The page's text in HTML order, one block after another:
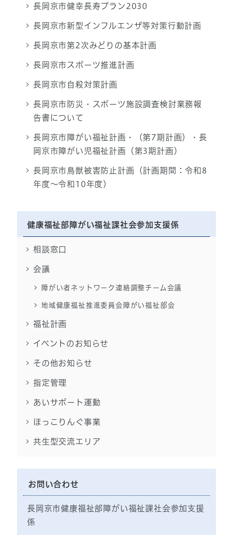
長岡京市健幸長寿プラン2030
長岡京市新型インフルエンザ等対策行動計画
長岡京市第2次みどりの基本計画
長岡京市スポーツ推進計画
長岡京市自殺対策計画
長岡京市防災・スポーツ施設調査検討業務報
告書について
長岡京市障がい福祉計画・（第7期計画）・長
岡京市障がい児福祉計画（第3期計画）
長岡京市鳥獣被害防止計画（計画期間：令和8
年度～令和10年度）
健康福祉部障がい福祉課社会参加支援係
相談窓口
会議
障がい者ネットワーク連絡調整チーム会議
地域健康福祉推進委員会障がい福祉部会
福祉計画
イベントのお知らせ
その他お知らせ
指定管理
あいサポート運動
ほっこりんぐ事業
共生型交流エリア
お問い合わせ
長岡京市健康福祉部障がい福祉課社会参加支援
係